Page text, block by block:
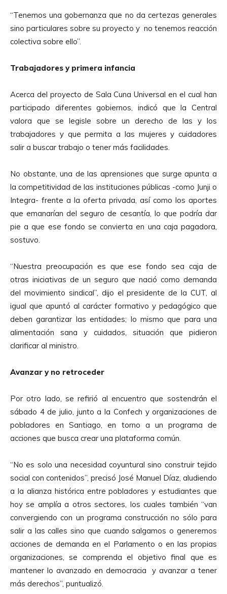
o
d
e
u
i
o
“Tenemos una gobernanza que no da certezas generales
sino particulares sobre su proyecto y no tenemos reacción
colectiva sobre ello”.
Trabajadores y primera infancia
Acerca del proyecto de Sala Cuna Universal en el cual han
participado diferentes gobiernos, indicó que la Central
valora que se legisle sobre un derecho de las y los
trabajadores y que permita a las mujeres y cuidadores
salir a buscar trabajo o tener más facilidades.
No obstante, una de las aprensiones que surge apunta a
la competitividad de las instituciones públicas -como Junji o
Integra- frente a la oferta privada, así como los aportes
que emanarían del seguro de cesantía, lo que podría dar
pie a que ese fondo se convierta en una caja pagadora,
sostuvo.
“Nuestra preocupación es que ese fondo sea caja de
otras iniciativas de un seguro que nació como demanda
del movimiento sindical”, dijo el presidente de la CUT, al
igual que apuntó al carácter formativo y pedagógico que
deben garantizar las entidades; lo mismo que para una
alimentación sana y cuidados, situación que pidieron
clarificar al ministro.
Avanzar y no retroceder
Por otro lado, se refirió al encuentro que sostendrán el
sábado 4 de julio, junto a la Confech y organizaciones de
pobladores en Santiago, en torno a un programa de
acciones que busca crear una plataforma común.
“No es solo una necesidad coyuntural sino construir tejido
social con contenidos”, precisó José Manuel Díaz, aludiendo
a la alianza histórica entre pobladores y estudiantes que
hoy se amplía a otros sectores, los cuales también “van
convergiendo con un programa construcción no sólo para
salir a las calles sino que cuando salgamos o generemos
acciones de demanda en el Parlamento o en las propias
organizaciones, se comprenda el objetivo final que es
mantener lo avanzado en democracia y avanzar a tener
más derechos”, puntualizó.